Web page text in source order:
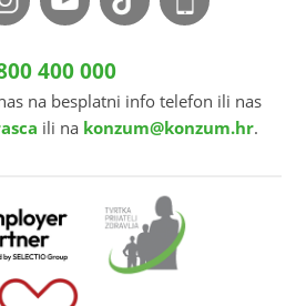
400 000
na besplatni info telefon ili nas
ili na konzum@konzum.hr.